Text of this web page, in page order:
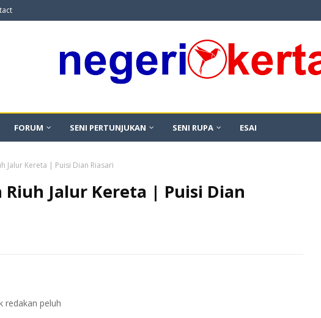
FORUM SENI PERTUNJUKAN SENI RUPA ESAI
Jalur Kereta | Puisi Dian Riasari
Riuh Jalur Kereta | Puisi Dian
redakan peluh